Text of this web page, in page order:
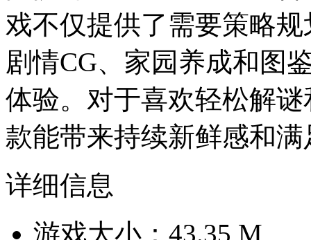
戏不仅提供了需要策略
剧情CG、家园养成和图
体验。对于喜欢轻松解
款能带来持续新鲜感和
详细信息
游戏大小：43.35 M